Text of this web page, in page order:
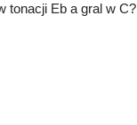
tonacji Eb a gral w C?